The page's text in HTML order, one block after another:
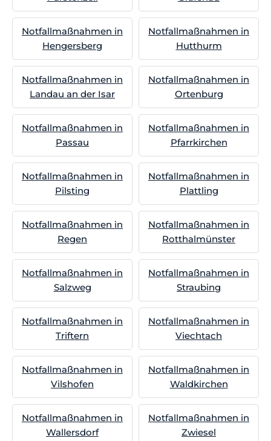
Notfallmaßnahmen in
Hengersberg
Notfallmaßnahmen in
Hutthurm
Notfallmaßnahmen in
Landau an der Isar
Notfallmaßnahmen in
Ortenburg
Notfallmaßnahmen in
Passau
Notfallmaßnahmen in
Pfarrkirchen
Notfallmaßnahmen in
Pilsting
Notfallmaßnahmen in
Plattling
Notfallmaßnahmen in
Regen
Notfallmaßnahmen in
Rotthalmünster
Notfallmaßnahmen in
Salzweg
Notfallmaßnahmen in
Straubing
Notfallmaßnahmen in
Triftern
Notfallmaßnahmen in
Viechtach
Notfallmaßnahmen in
Vilshofen
Notfallmaßnahmen in
Waldkirchen
Notfallmaßnahmen in
Wallersdorf
Notfallmaßnahmen in
Zwiesel